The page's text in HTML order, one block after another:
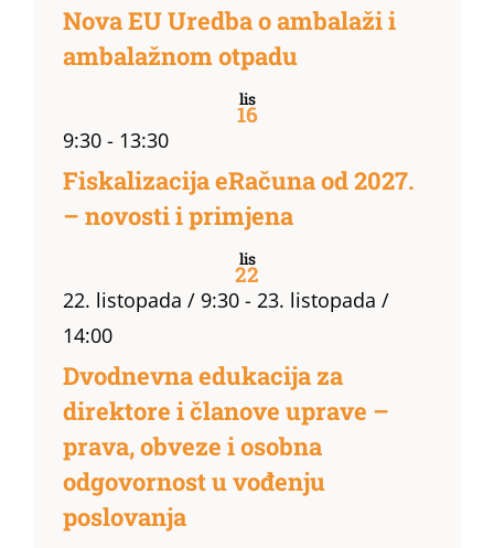
Nova EU Uredba o ambalaži i
ambalažnom otpadu
lis
16
9:30 - 13:30
Fiskalizacija eRačuna od 2027.
– novosti i primjena
lis
22
22. listopada / 9:30 -23. listopada /
14:00
Dvodnevna edukacija za
direktore i članove uprave –
prava, obveze i osobna
odgovornost u vođenju
poslovanja